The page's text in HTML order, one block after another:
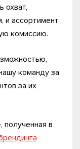
охват,
и ассортимент
комиссию.
команду за
за их
полученная в